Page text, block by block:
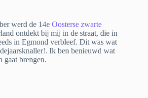
werd de 14e Oosterse zwarte
ontdekt bij mij in de straat, die in
in Egmond verbleef. Dit was wat
Ik ben benieuwd wat
gaat brengen.